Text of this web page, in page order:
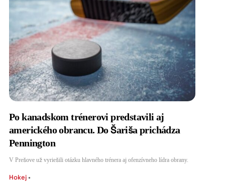
Po kanadskom trénerovi predstavili aj
amerického obrancu. Do Šariša prichádza
Pennington
V Prešove už vyriešili otázku hlavného trénera aj ofenzívneho lídra obrany.
Hokej•